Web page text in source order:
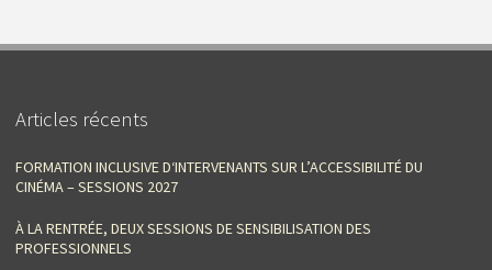
Articles récents
FORMATION INCLUSIVE D‘INTERVENANTS SUR L’ACCESSIBILITÉ DU
CINÉMA – SESSIONS 2027
À LA RENTRÉE, DEUX SESSIONS DE SENSIBILISATION DES
PROFESSIONNELS